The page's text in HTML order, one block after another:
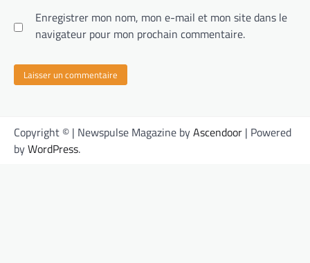
Enregistrer mon nom, mon e-mail et mon site dans le
navigateur pour mon prochain commentaire.
Copyright © | Newspulse Magazine byAscendoor | Powered
byWordPress.